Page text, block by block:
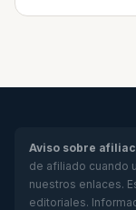
Aviso sobre
de afiliado cuando
nuestros enlaces.
editoriales.